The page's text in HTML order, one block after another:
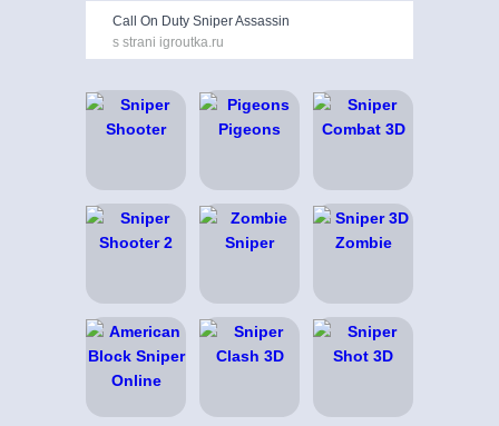
Call On Duty Sniper Assassin
s strani igroutka.ru